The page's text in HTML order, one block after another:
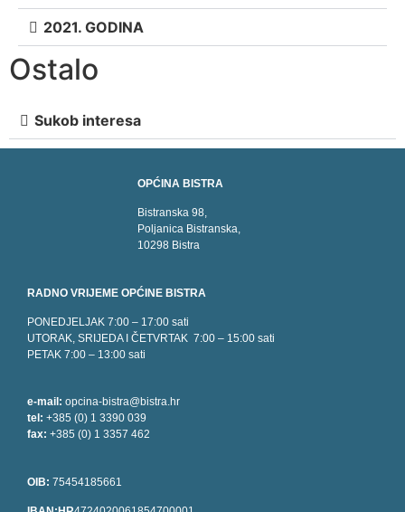
2021. GODINA
Ostalo
Sukob interesa
OPĆINA BISTRA
Bistranska 98,
Poljanica Bistranska,
10298 Bistra
RADNO VRIJEME OPĆINE BISTRA
PONEDJELJAK 7:00 – 17:00 sati
UTORAK, SRIJEDA I ČETVRTAK 7:00 – 15:00 sati
PETAK 7:00 – 13:00 sati
e-mail: opcina-bistra@bistra.hr
tel: +385 (0) 1 3390 039
fax: +385 (0) 1 3357 462
OIB: 75454185661